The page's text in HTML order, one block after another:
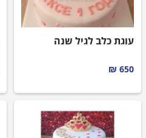
עוגות לבנות
עוגות חתונה
עוגת כלב לגיל שנה
650 ₪